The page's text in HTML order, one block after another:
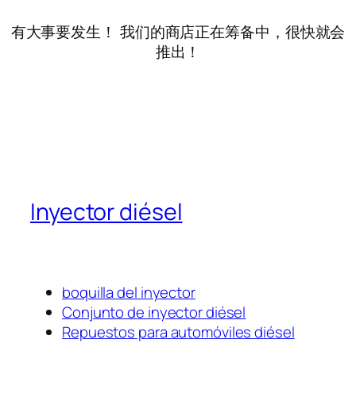
有大事要发生！ 我们的商店正在筹备中，很快就会
推出！
Inyector diésel
boquilla del inyector
Conjunto de inyector diésel
Repuestos para automóviles diésel